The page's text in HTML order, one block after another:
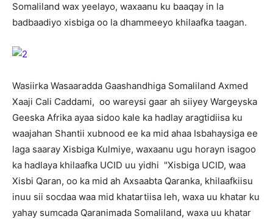
Somaliland wax yeelayo, waxaanu ku baaqay in la
badbaadiyo xisbiga oo la dhammeeyo khilaafka taagan.
Wasiirka Wasaaradda Gaashandhiga Somaliland Axmed
Xaaji Cali Caddami, oo wareysi gaar ah siiyey Wargeyska
Geeska Afrika ayaa sidoo kale ka hadlay aragtidiisa ku
waajahan Shantii xubnood ee ka mid ahaa Isbahaysiga ee
laga saaray Xisbiga Kulmiye, waxaanu ugu horayn isagoo
ka hadlaya khilaafka UCID uu yidhi "Xisbiga UCID, waa
Xisbi Qaran, oo ka mid ah Axsaabta Qaranka, khilaafkiisu
inuu sii socdaa waa mid khatartiisa leh, waxa uu khatar ku
yahay sumcada Qaranimada Somaliland, waxa uu khatar